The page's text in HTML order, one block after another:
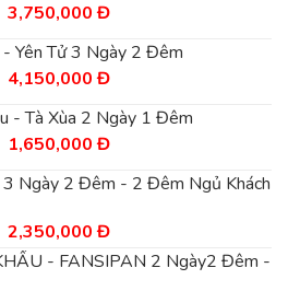
3,600,000
Đ.
là:
Đ.
Giá
là:
4,950,000
Đ.
3,750,000ĐGiá
tại
là:
Đ.
Yên Tử 3 Ngày 2 Đêm
Giá
là:
4,800,000
Đ.
4,150,000ĐGiá
tại
là:
Đ.
- Tà Xùa 2 Ngày 1 Đêm
Giá
là:
Đ.
1,650,000ĐGiá
tại
1,650,000
Đ.
3 Ngày 2 Đêm - 2 Đêm Ngủ Khách
Giá
gốc
là:
2,350,000ĐGiá
hiện
tại
- FANSIPAN 2 Ngày2 Đêm -